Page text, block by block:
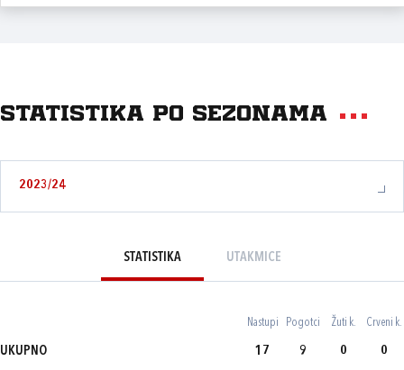
Statistika po sezonama
2023/24
STATISTIKA UTAKMICE
Nastupi Pogotci Žuti k. Crveni k.
UKUPNO 17 9 0 0